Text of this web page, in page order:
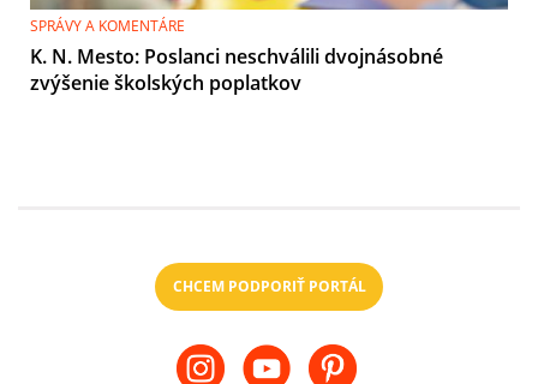
SPRÁVY A KOMENTÁRE
K. N. Mesto: Poslanci neschválili dvojnásobné
zvýšenie školských poplatkov
CHCEM PODPORIŤ PORTÁL